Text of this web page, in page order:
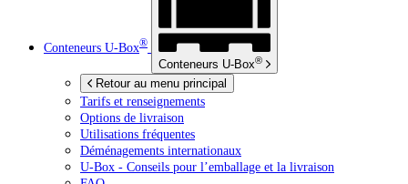
Conteneurs U-Box®
Conteneurs U-Box®
Retour au menu principal
Tarifs et renseignements
Options de livraison
Utilisations fréquentes
Déménagements internationaux
U-Box - Conseils pour l’emballage et la livraison